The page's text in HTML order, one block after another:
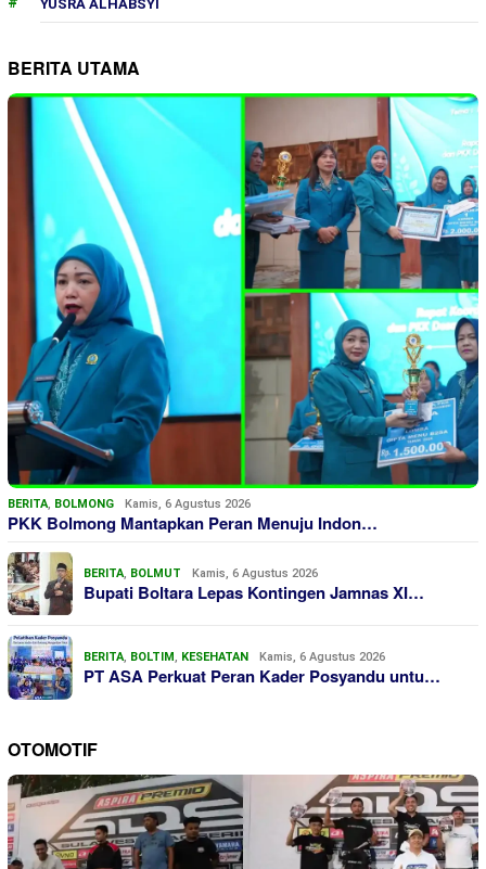
YUSRA ALHABSYI
BERITA UTAMA
BERITA, BOLMONG Kamis, 6 Agustus 2026
PKK Bolmong Mantapkan Peran Menuju Indon…
BERITA, BOLMUT Kamis, 6 Agustus 2026
Bupati Boltara Lepas Kontingen Jamnas XI…
BERITA, BOLTIM, KESEHATAN Kamis, 6 Agustus 2026
PT ASA Perkuat Peran Kader Posyandu untu…
OTOMOTIF